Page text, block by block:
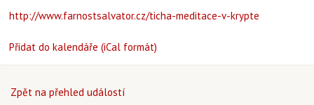
http://www.farnostsalvator.cz/ticha-meditace-v-krypte
Přidat do kalendáře (iCal formát)
Zpět na přehled událostí